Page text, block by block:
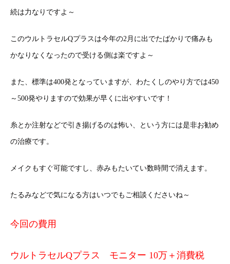
続は力なりですよ～
このウルトラセルQプラスは今年の2月に出でたばかりで痛みも
かなりなくなったので受ける側は楽ですよ～
また、標準は400発となっていますが、わたくしのやり方では450
～500発やりますので効果が早くに出やすいです！
糸とか注射などで引き揚げるのは怖い、という方には是非お勧め
の治療です。
メイクもすぐ可能ですし、赤みもたいてい数時間で消えます。
たるみなどで気になる方はいつでもご相談くださいね～
今回の費用
ウルトラセルQプラス モニター 10万＋消費税